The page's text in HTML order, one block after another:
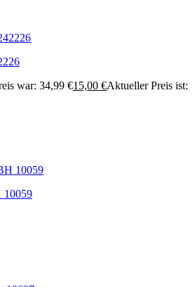
war: 34,99 €15,00 €Aktueller Preis ist:
10059